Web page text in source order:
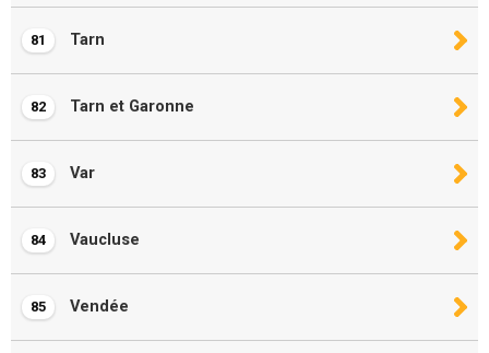
81 Tarn
82 Tarn et Garonne
83 Var
84 Vaucluse
85 Vendée